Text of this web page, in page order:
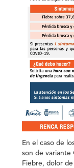
En el caso de
son de variante
Fiebre, dolor